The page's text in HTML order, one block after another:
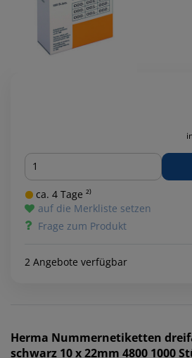
Menge
ca. 4 Tage ²⁾
auf die Merkliste setzen
Frage zum Produkt
2 Angebote verfügbar
Herma Nummernetiketten
schwarz 10 x 22mm 4800 1000